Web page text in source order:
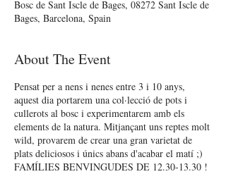
Bosc de Sant Iscle de Bages, 08272 Sant Iscle de
Bages, Barcelona, Spain
About The Event
Pensat per a nens i nenes entre 3 i 10 anys,
aquest dia portarem una col·lecció de pots i
cullerots al bosc i experimentarem amb els
elements de la natura. Mitjançant uns reptes molt
wild, provarem de crear una gran varietat de
plats deliciosos i únics abans d'acabar el matí ;)
FAMÍLIES BENVINGUDES DE 12.30-13.30 !